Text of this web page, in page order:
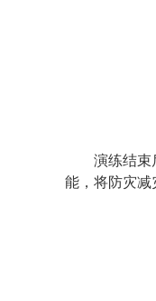
演练结束
能，将防灾减